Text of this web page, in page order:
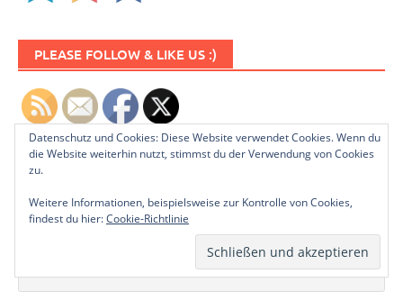
PLEASE FOLLOW & LIKE US :)
NEWSLETTER ABONNIEREN
Datenschutz und Cookies: Diese Website verwendet Cookies. Wenn du
die Website weiterhin nutzt, stimmst du der Verwendung von Cookies
zu.
Weitere Informationen, beispielsweise zur Kontrolle von Cookies,
findest du hier:Cookie-Richtlinie